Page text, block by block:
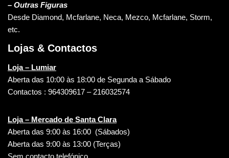
– Outras Figuras
Desde Diamond, Mcfarlane, Neca, Mezco, Mcfarlane, Storm,
etc.
Lojas & Contactos
Loja – Lumiar
Aberta das 10:00 às 18:00 de Segunda a Sábado
Contactos : 964309617 – 216032574
Loja – Mercado de Santa Clara
Aberta das 9:00 às 16:00 (Sábados)
Aberta das 9:00 às 13:00 (Terças)